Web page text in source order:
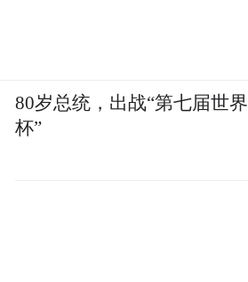
80岁总统，出战“第七届世界
杯”